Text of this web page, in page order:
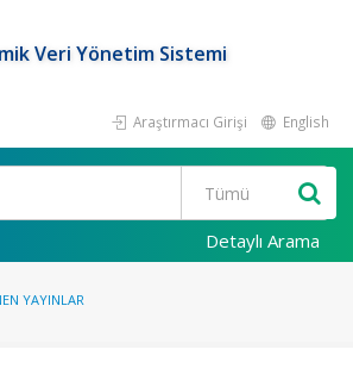
Veri Yönetim Sistemi
Araştırmacı Girişi English
Detaylı Arama
YAYINLAR